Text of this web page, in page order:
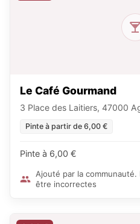
Le Café Gourmand
3 Place des Laitiers, 47000
Pinte à partir de 6,00 €
Pinte à 6,00 €
Ajouté par la
être incorrectes